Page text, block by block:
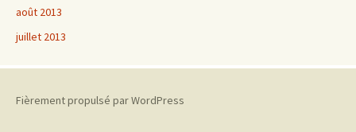
août 2013
juillet 2013
Fièrement propulsé par WordPress